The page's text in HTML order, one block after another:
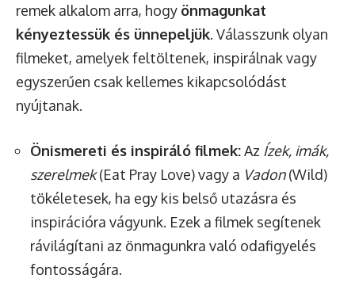
remek alkalom arra, hogy önmagunkat
kényeztessük és ünnepeljük. Válasszunk olyan
filmeket, amelyek feltöltenek, inspirálnak vagy
egyszerűen csak kellemes kikapcsolódást
nyújtanak.
Önismereti és inspiráló filmek:Az Ízek, imák,
szerelmek(Eat Pray Love) vagy a Vadon(Wild)
tökéletesek, ha egy kis belső utazásra és
inspirációra vágyunk. Ezek a filmek segítenek
rávilágítani az önmagunkra való odafigyelés
fontosságára.